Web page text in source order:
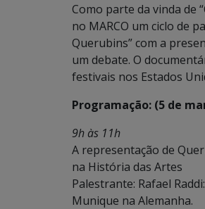
Como parte da vinda de
no MARCO um ciclo de
Querubins” com a
um debate. O
festivais nos Estados
Programação: (5 de
9h às 11h
A representação de
na História das Artes
Palestrante: Rafael
Munique na Alemanha.